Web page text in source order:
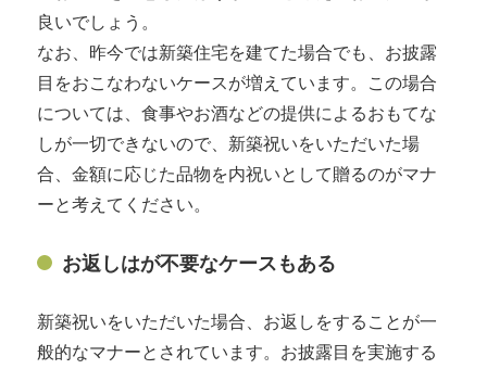
良いでしょう。
なお、昨今では新築住宅を建てた場合でも、お披露
目をおこなわないケースが増えています。この場合
については、食事やお酒などの提供によるおもてな
しが一切できないので、新築祝いをいただいた場
合、金額に応じた品物を内祝いとして贈るのがマナ
ーと考えてください。
お返しはが不要なケースもある
新築祝いをいただいた場合、お返しをすることが一
般的なマナーとされています。お披露目を実施する